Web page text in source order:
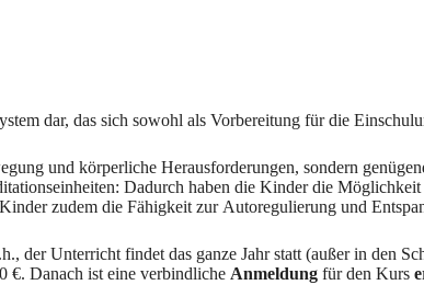
dar, das sich sowohl als Vorbereitung für die
und körperliche Herausforderungen, sondern
Dadurch haben die Kinder die
zudem die Fähigkeit zur Autoregulierung und
der Unterricht findet das ganze Jahr statt (außer in den
€. Danach ist eine verbindliche Anmeldung für den Kurs